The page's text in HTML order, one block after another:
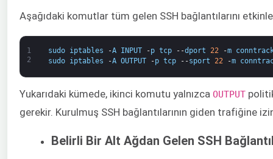
Aşağıdaki komutlar tüm gelen SSH bağlantılarını
1
2
sudo iptables -A INPUT -p tcp --dport 22 -m
sudo
iptables -A OUTPUT -p tcp --sport 22 -m
Yukarıdaki kümede, ikinci komutu yalnızca ​ OUTPUT
gerekir. Kurulmuş SSH bağlantılarının giden trafiğine
Belirli Bir Alt Ağdan Gelen SSH